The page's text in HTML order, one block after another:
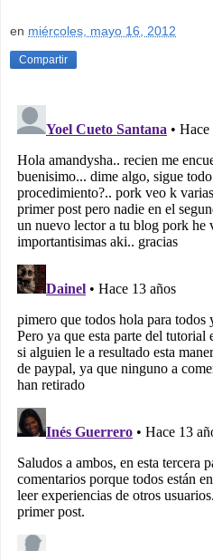
en miércoles, mayo 16, 2012
Compartir